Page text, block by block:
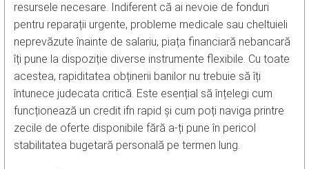
resursele necesare. Indiferent că ai nevoie de fonduri
pentru reparații urgente, probleme medicale sau cheltuieli
neprevăzute înainte de salariu, piața financiară nebancară
îți pune la dispoziție diverse instrumente flexibile. Cu toate
acestea, rapiditatea obținerii banilor nu trebuie să îți
întunece judecata critică. Este esențial să înțelegi cum
funcționează un credit ifn rapid și cum poți naviga printre
zecile de oferte disponibile fără a-ți pune în pericol
stabilitatea bugetară personală pe termen lung.